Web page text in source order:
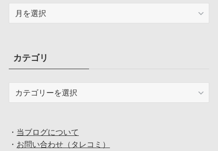
ブカテゴリ
・ 当ブログについて
・ お問い合わせ（タレコミ）